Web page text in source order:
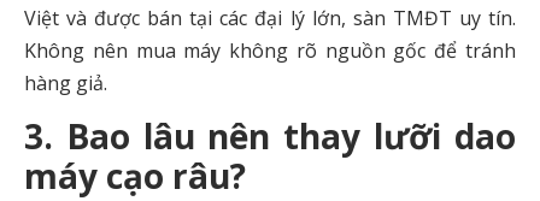
Việt và được bán tại các đại lý lớn, sàn TMĐT uy tín.
Không nên mua máy không rõ nguồn gốc để tránh
hàng giả.
3. Bao lâu nên thay lưỡi dao
máy cạo râu?